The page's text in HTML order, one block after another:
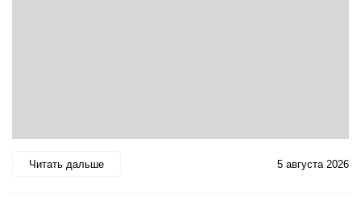
Читать дальше 5 августа 2026